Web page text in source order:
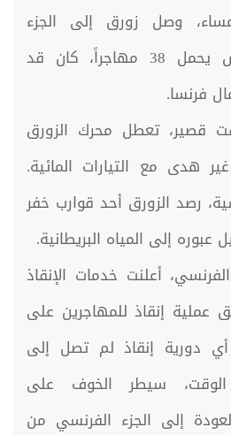
الساعة 5:30 مساء، وصل زورق إلى الجزء
البريطاني من المانش يحمل 38 مهاجراً، كان قد
فرنسا.
قصير، تعطل محرك الزورق
هدى مع التيارات المائية.
رصد الزورق أحد قوارب خفر
إلى المياه البريطانية.
أعلنت خدمات الإنقاذ
عملية إنقاذ للمهاجرين على
أي دورية إنقاذ لم تصل إلى
سيطر الخوف على
إلى الجزء الفرنسي من